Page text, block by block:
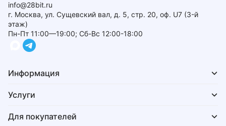
info@28bit.ru
г. Москва, ул. Сущевский вал, д. 5, стр. 20, оф. U7 (3-й
этаж)
Пн-Пт 11:00—19:00; Сб-Вс 12:00-18:00
Информация
Услуги
Для покупателей